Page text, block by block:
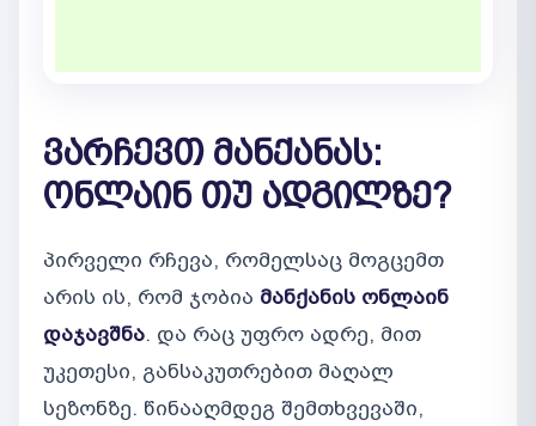
ვარჩევთ მანქანას:
ონლაინ თუ ადგილზე?
პირველი რჩევა, რომელსაც მოგცემთ
არის ის, რომ ჯობია მანქანის ონლაინ
დაჯავშნა. და რაც უფრო ადრე, მით
უკეთესი, განსაკუთრებით მაღალ
სეზონზე. წინააღმდეგ შემთხვევაში,